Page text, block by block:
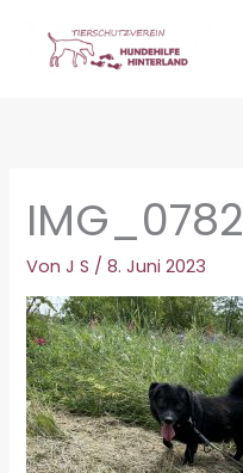
springen
IMG_0782
VonJ S /8. Juni 2023